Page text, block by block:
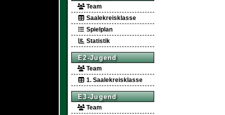
Team
Saalekreisklasse
Spielplan
Statistik
E2-Jugend
Team
1. Saalekreisklasse
E3-Jugend
Team